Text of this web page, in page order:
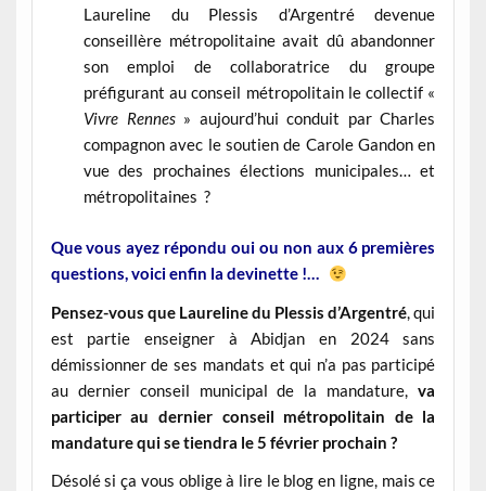
Laureline du Plessis d’Argentré devenue
conseillère métropolitaine avait dû abandonner
son emploi de collaboratrice du groupe
préfigurant au conseil métropolitain le collectif «
Vivre Rennes » aujourd’hui conduit par Charles
compagnon avec le soutien de Carole Gandon en
vue des prochaines élections municipales… et
métropolitaines ?
Que vous ayez répondu oui ou non aux 6 premières
questions, voici enfin la devinette !…
Pensez-vous que Laureline du Plessis d’Argentré , qui
est partie enseigner à Abidjan en 2024 sans
démissionner de ses mandats et qui n’a pas participé
au dernier conseil municipal de la mandature,
va
participer au dernier conseil métropolitain de la
mandature qui se tiendra le 5 février prochain ?
Désolé si ça vous oblige à lire le blog en ligne, mais ce